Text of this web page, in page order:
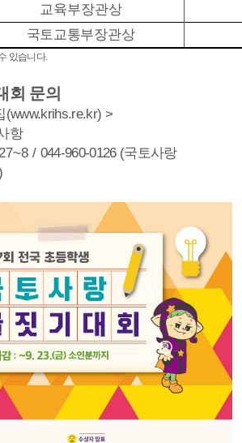
교육부장관상
국토교통부장관상
있습니다.
회 문의
(www.krihs.re.kr) >
항
/ 044-960-0126 (국토사랑